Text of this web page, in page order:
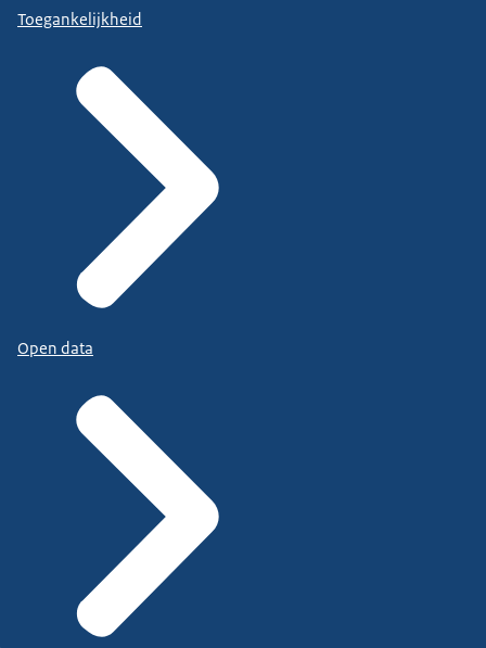
Toegankelijkheid
Open data